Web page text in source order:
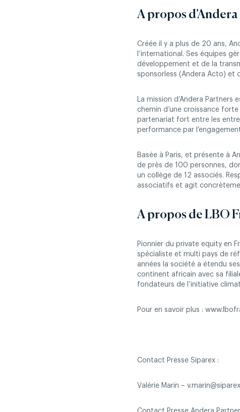
A propos
Créée il y a plus de 20 ans,
l’international. Ses équipes
développement et de la
sponsorless (Andera Acto) et
La mission d’Andera
chemin d’une croissance
partenariat fort entre les
performance par
Basée à Paris, et présente à
de près de 100 personnes,
un collège de 12 associés.
associatifs et agit
A propos de LBO
Pionnier du private equity en
spécialiste et multi pays de
années la société a étendu
continent africain avec sa
fondateurs de l’initiative
Pour en savoir plus :
Contact Presse Siparex :
Valérie Marin –